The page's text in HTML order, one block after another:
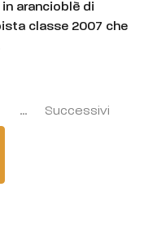
in arancioblè di
classe 2007 che
… Successivi